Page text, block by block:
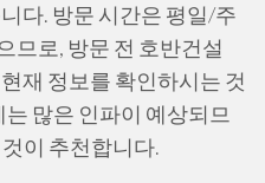
다. 방문 시간은 평일/주
므로, 방문 전 호반건설
재 정보를 확인하시는 것
많은 인파이 예상되므
이 추천합니다.